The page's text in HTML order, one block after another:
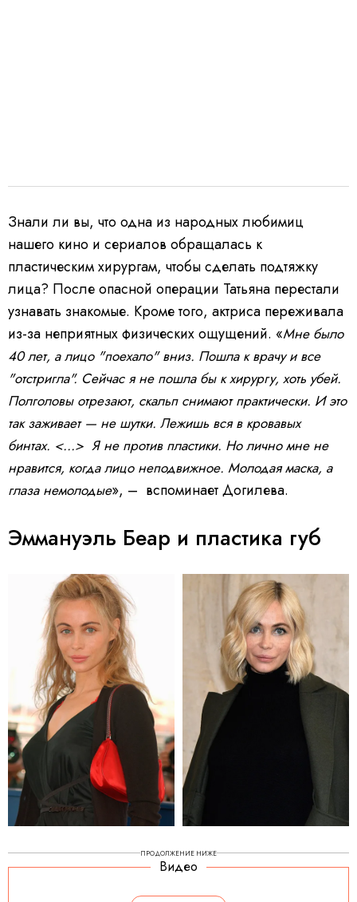
Знали ли вы, что одна из народных любимиц
нашего кино и сериалов обращалась к
пластическим хирургам, чтобы сделать подтяжку
лица? После опасной операции Татьяна перестали
узнавать знакомые. Кроме того, актриса переживала
из-за неприятных физических ощущений. «Мне было
40 лет, а лицо "поехало" вниз. Пошла к врачу и все
"отстригла". Сейчас я не пошла бы к хирургу, хоть убей.
Полголовы отрезают, скальп снимают практически. И это
так заживает — не шутки. Лежишь вся в кровавых
бинтах. <...> Я не против пластики. Но лично мне не
нравится, когда лицо неподвижное. Молодая маска, а
глаза немолодые», – вспоминает Догилева.
Эммануэль Беар и пластика губ
ПРОДОЛЖЕНИЕ НИЖЕ
Видео